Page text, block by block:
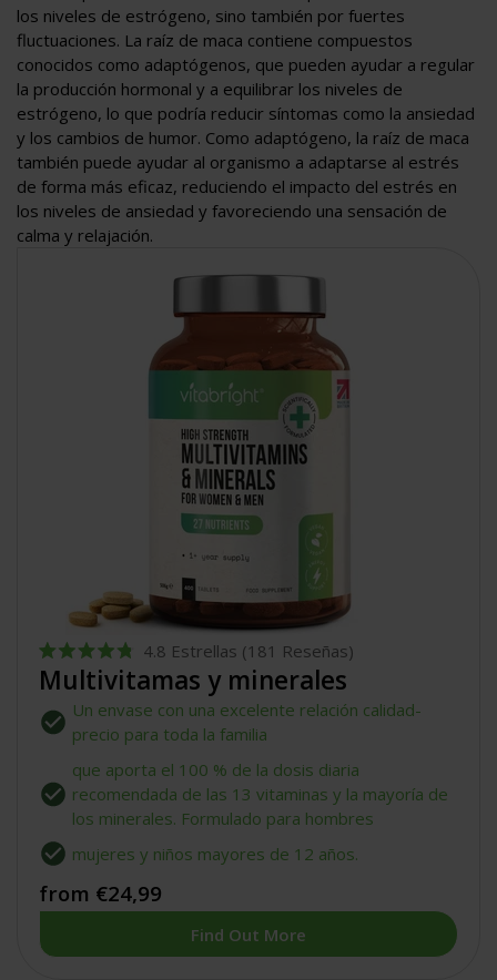
los niveles de estrógeno, sino también por fuertes
fluctuaciones. La raíz de maca contiene compuestos
conocidos como adaptógenos, que pueden ayudar a regular
la producción hormonal y a equilibrar los niveles de
estrógeno, lo que podría reducir síntomas como la ansiedad
y los cambios de humor. Como adaptógeno, la raíz de maca
también puede ayudar al organismo a adaptarse al estrés
de forma más eficaz, reduciendo el impacto del estrés en
los niveles de ansiedad y favoreciendo una sensación de
calma y relajación.
Calificado
4.8
5
estrellas
4.8 Estrellas (181 Reseñas)
Multivitamas y minerales
Un envase con una excelente relación calidad-
precio para toda la familia
que aporta el 100 % de la dosis diaria
recomendada de las 13 vitaminas y la mayoría de
los minerales. Formulado para hombres
mujeres y niños mayores de 12 años.
from €24,99
Find Out More